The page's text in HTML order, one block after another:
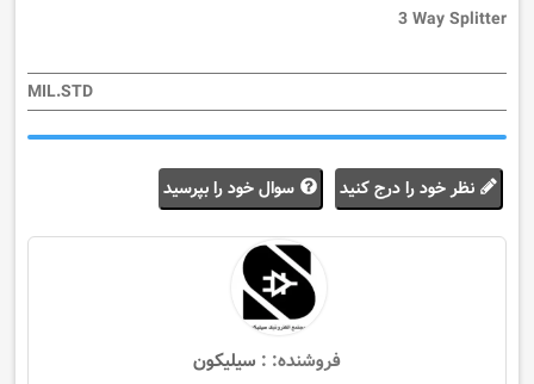
3 Way Splitter
MIL.STD
نظر خود را درج کنید سوال خود را بپرسید
فروشنده: : سيليكون